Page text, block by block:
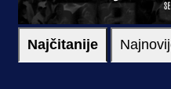
Najčitanije